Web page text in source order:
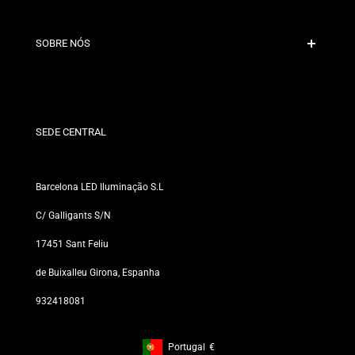
Contacto
SOBRE NÓS
Nossas Lojas
SEDE CENTRAL
Barcelona LED Iluminação S.L
C/ Galligants S/N
17451 Sant Feliu
de Buixalleu Girona, Espanha
932418081
Footer: Portugal, €
Portugal €